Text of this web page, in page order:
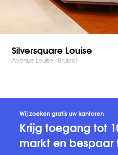
Silversquare Louise
Avenue Louise - Brussel
Wij zoeken gratis uw kantoren
Krijg toegang tot
markt en bespaar